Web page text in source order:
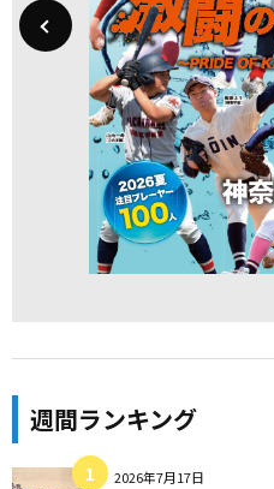
週間ランキング
2026年7月17日